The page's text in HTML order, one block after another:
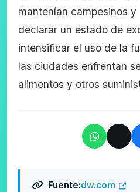
mantenían campesinos y
declarar un estado de
intensificar el uso de la
las ciudades enfrentan
alimentos y otros
Fuente:dw.com